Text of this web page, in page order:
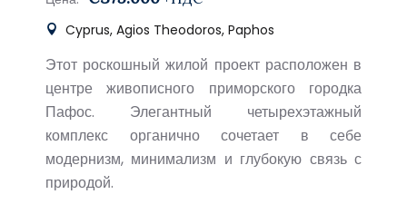
Cyprus, Agios Theodoros, Paphos
Этот роскошный жилой проект расположен в
центре живописного приморского городка
Пафос. Элегантный четырехэтажный
комплекс органично сочетает в себе
модернизм, минимализм и глубокую связь с
природой.